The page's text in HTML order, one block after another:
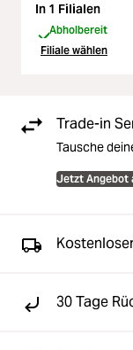
In 1 Filialen
Abholbereit
Filiale wählen
Trade-in
Tausche
Jetzt Angebot
30 Tage